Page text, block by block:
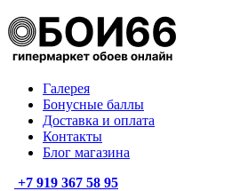
Галерея
Бонусные баллы
Доставка и оплата
Контакты
Блог магазина
+7 919 367 58 95